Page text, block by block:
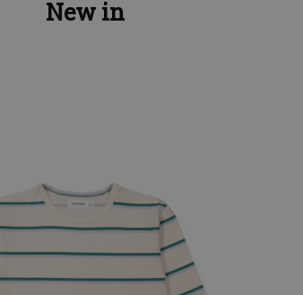
New in